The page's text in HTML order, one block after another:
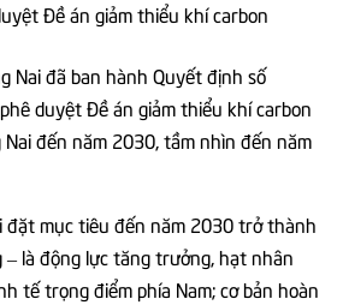
Đề án giảm thiểu khí carbon
Nai đã ban hành Quyết định số
duyệt Đề án giảm thiểu khí carbon
đến năm 2030, tầm nhìn đến năm
đặt mục tiêu đến năm 2030 trở thành
là động lực tăng trưởng, hạt nhân
tế trọng điểm phía Nam; cơ bản hoàn